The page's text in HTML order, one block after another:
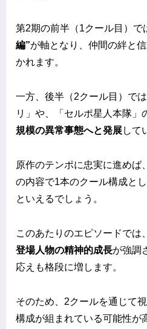
第2期の前半（1クール目）で
編”が軸となり、仲間の絆と
かれます。
一方、後半（2クール目）で
リ」や、「セルポ星人本隊」
規模の異常事態へと発展して
原作のテンポに忠実に進めば
の内容で1本のクール構成と
といえるでしょう。
このあたりのエピソードでは
登場人物の精神的成長が強調
応えも格段に増します。
そのため、2クールを通じて
構成が組まれている可能性が